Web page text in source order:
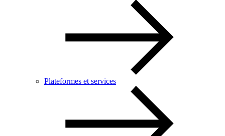
Plateformes et services